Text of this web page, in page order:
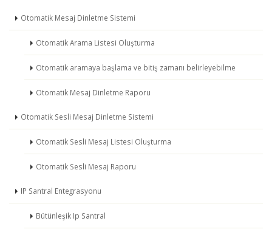
Otomatik Mesaj Dinletme Sistemi
Otomatik Arama Listesi Oluşturma
Otomatik aramaya başlama ve bitiş zamanı belirleyebilme
Otomatik Mesaj Dinletme Raporu
Otomatik Sesli Mesaj Dinletme Sistemi
Otomatik Sesli Mesaj Listesi Oluşturma
Otomatik Sesli Mesaj Raporu
IP Santral Entegrasyonu
Bütünleşik Ip Santral